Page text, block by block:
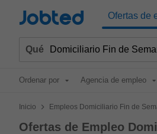
Jobted Ofertas de
Qué
Ordenar por Agencia de empleo
Inicio > Empleos Domiciliario Fin de
Ofertas de Empleo